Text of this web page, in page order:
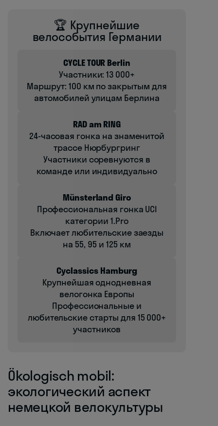
🏆 Крупнейшие
велособытия Германии
CYCLE TOUR Berlin
Участники: 13 000+
Маршрут: 100 км по закрытым для
автомобилей улицам Берлина
RAD am RING
24-часовая гонка на знаменитой
трассе Нюрбургринг
Участники соревнуются в
команде или индивидуально
Münsterland Giro
Профессиональная гонка UCI
категории 1.Pro
Включает любительские заезды
на 55, 95 и 125 км
Cyclassics Hamburg
Крупнейшая однодневная
велогонка Европы
Профессиональные и
любительские старты для 15 000+
участников
Ökologisch mobil:
экологический аспект
немецкой велокультуры